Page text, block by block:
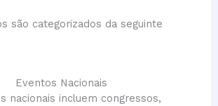
são categorizados da seguinte
Eventos Nacionais
nacionais incluem congressos,